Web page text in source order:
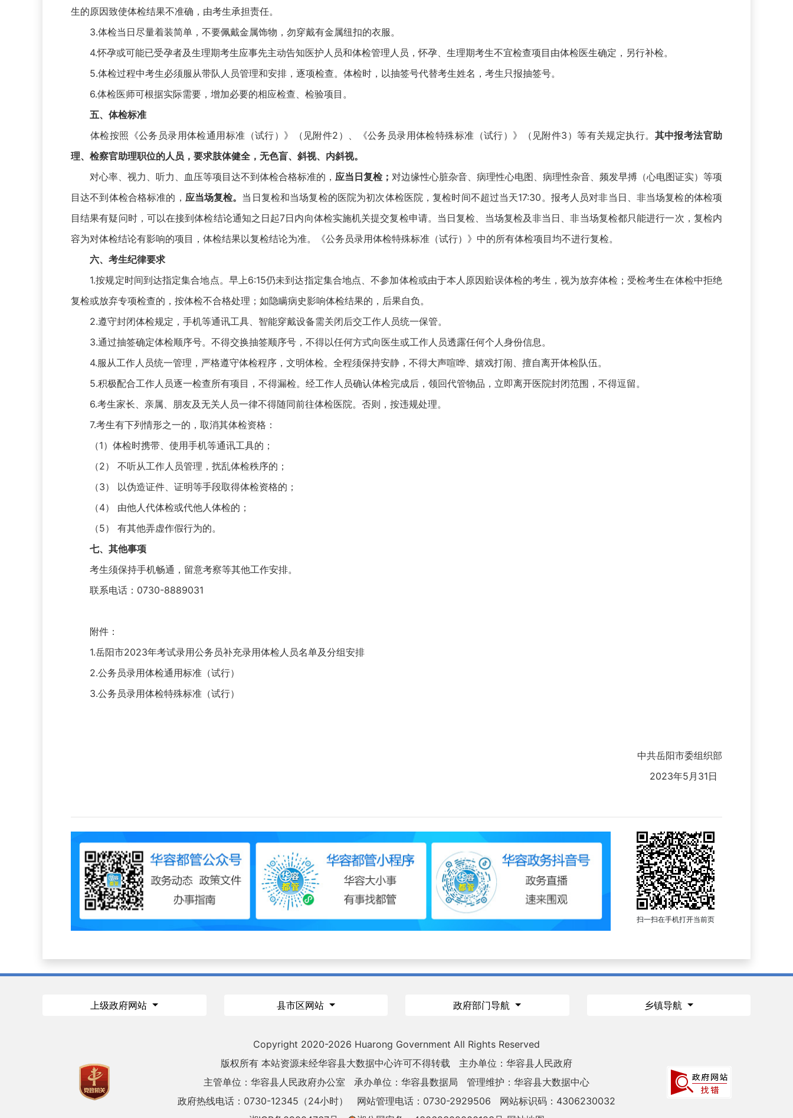
生的原因致使体检结果不准确，由考生承担责任。
3.体检当日尽量着装简单，不要佩戴金属饰物，勿穿戴有金属纽扣的衣服。
4.怀孕或可能已受孕者及生理期考生应事先主动告知医护人员和体检管理人员，怀孕、生理期考生不宜检查项目由体检医生确定，另行补检。
5.体检过程中考生必须服从带队人员管理和安排，逐项检查。体检时，以抽签号代替考生姓名，考生只报抽签号。
6.体检医师可根据实际需要，增加必要的相应检查、检验项目。
五、体检标准
体检按照《公务员录用体检通用标准（试行）》（见附件2）、《公务员录用体检特殊标准（试行）》（见附件3）等有关规定执行。 其中报考法官助
理、检察官助理职位的人员，要求肢体健全，无色盲、斜视、内斜视。
对心率、视力、听力、血压等项目达不到体检合格标准的， 应当日复检； 对边缘性心脏杂音、病理性心电图、病理性杂音、频发早搏（心电图证实）等项
目达不到体检合格标准的， 应当场复检。 当日复检和当场复检的医院为初次体检医院，复检时间不超过当天17:30。报考人员对非当日、非当场复检的体检项
目结果有疑问时，可以在接到体检结论通知之日起7日内向体检实施机关提交复检申请。当日复检、当场复检及非当日、非当场复检都只能进行一次，复检内
容为对体检结论有影响的项目，体检结果以复检结论为准。《公务员录用体检特殊标准（试行）》中的所有体检项目均不进行复检。
六、考生纪律要求
1.按规定时间到达指定集合地点。早上6:15仍未到达指定集合地点、不参加体检或由于本人原因贻误体检的考生，视为放弃体检；受检考生在体检中拒绝
复检或放弃专项检查的，按体检不合格处理；如隐瞒病史影响体检结果的，后果自负。
2.遵守封闭体检规定，手机等通讯工具、智能穿戴设备需关闭后交工作人员统一保管。
3.通过抽签确定体检顺序号。不得交换抽签顺序号，不得以任何方式向医生或工作人员透露任何个人身份信息。
4.服从工作人员统一管理，严格遵守体检程序，文明体检。全程须保持安静，不得大声喧哗、嬉戏打闹、擅自离开体检队伍。
5.积极配合工作人员逐一检查所有项目，不得漏检。经工作人员确认体检完成后，领回代管物品，立即离开医院封闭范围，不得逗留。
6.考生家长、亲属、朋友及无关人员一律不得随同前往体检医院。否则，按违规处理。
7.考生有下列情形之一的，取消其体检资格：
（1）体检时携带、使用手机等通讯工具的；
（2） 不听从工作人员管理，扰乱体检秩序的；
（3） 以伪造证件、证明等手段取得体检资格的；
（4） 由他人代体检或代他人体检的；
（5） 有其他弄虚作假行为的。
七、其他事项
考生须保持手机畅通，留意考察等其他工作安排。
联系电话：0730-8889031
附件：
1.岳阳市2023年考试录用公务员补充录用体检人员名单及分组安排
2.公务员录用体检通用标准（试行）
3.公务员录用体检特殊标准（试行）
中共岳阳市委组织部
2023年5月31日
扫一扫在手机打开当前页
上级政府网站 县市区网站 政府部门导航 乡镇导航
Copyright 2020-2026 Huarong Government All Rights Reserved
版权所有 本站资源未经华容县大数据中心许可不得转载
主办单位：华容县人民政府
主管单位：华容县人民政府办公室
承办单位：华容县数据局
管理维护：华容县大数据中心
政府热线电话：0730-12345（24小时）
网站管理电话：0730-2929506
网站标识码：4306230032